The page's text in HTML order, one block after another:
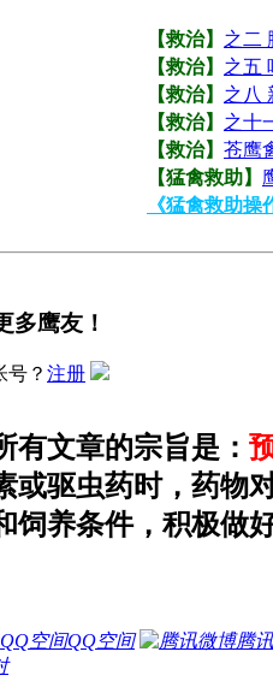
【救治】 之二
【救治】 之五
【救治】 之八
【救治】 之十
【救治】 苍鹰
【猛禽救助】
《猛禽救助操
多鹰友！
号？ 注册
有文章的宗旨是：
或驱虫药时，药物
养条件，积极做
QQ空间 腾